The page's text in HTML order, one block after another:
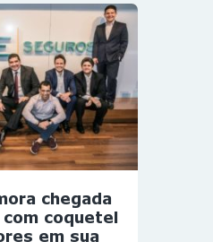
chegada
coquetel
em sua